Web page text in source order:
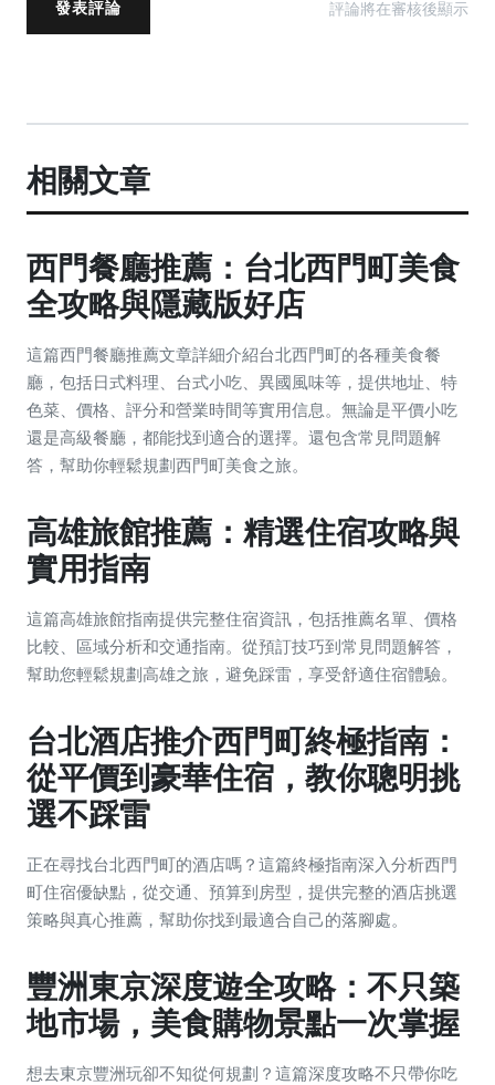
發表評論 評論將在審核後顯示
相關文章
西門餐廳推薦：台北西門町美食
全攻略與隱藏版好店
這篇西門餐廳推薦文章詳細介紹台北西門町的各種美食餐
廳，包括日式料理、台式小吃、異國風味等，提供地址、特
色菜、價格、評分和營業時間等實用信息。無論是平價小吃
還是高級餐廳，都能找到適合的選擇。還包含常見問題解
答，幫助你輕鬆規劃西門町美食之旅。
高雄旅館推薦：精選住宿攻略與
實用指南
這篇高雄旅館指南提供完整住宿資訊，包括推薦名單、價格
比較、區域分析和交通指南。從預訂技巧到常見問題解答，
幫助您輕鬆規劃高雄之旅，避免踩雷，享受舒適住宿體驗。
台北酒店推介西門町終極指南：
從平價到豪華住宿，教你聰明挑
選不踩雷
正在尋找台北西門町的酒店嗎？這篇終極指南深入分析西門
町住宿優缺點，從交通、預算到房型，提供完整的酒店挑選
策略與真心推薦，幫助你找到最適合自己的落腳處。
豐洲東京深度遊全攻略：不只築
地市場，美食購物景點一次掌握
想去東京豐洲玩卻不知從何規劃？這篇深度攻略不只帶你吃